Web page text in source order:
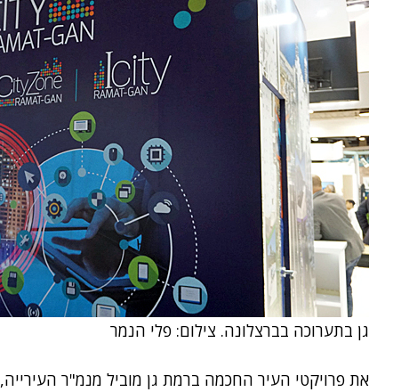
גן בתערוכה בברצלונה. צילום: פלי הנמר
את פרויקטי העיר החכמה ברמת גן מוביל מנמ"ר העירייה,